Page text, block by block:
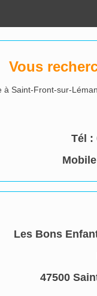
Vous
Saint-Front-sur-
Tél :
Les Bons
47500